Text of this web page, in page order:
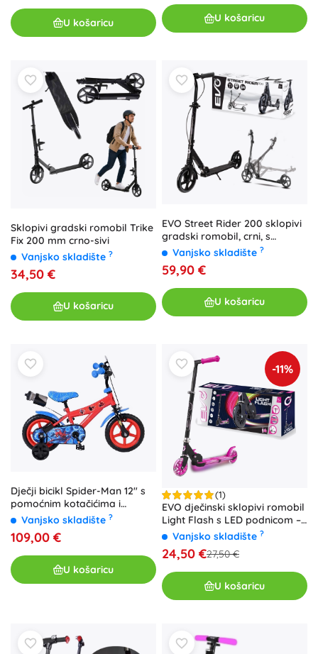
U košaricu U košaricu
Sklopivi gradski romobil Trike
Fix 200 mm crno-sivi
Vanjsko skladište ?
34,50 €
U košaricu
EVO Street Rider 200 sklopivi
gradski romobil, crni, s
nožnom i ručnom kočnicom
Vanjsko skladište ?
59,90 €
U košaricu
Dječji bicikl Spider-Man 12″ s
pomoćnim kotačićima i
bocom
Vanjsko skladište ?
109,00 €
U košaricu
-11%
(1)
EVO dječinski sklopivi romobil
Light Flash s LED podnicom –
ružičasti
Vanjsko skladište ?
24,50 €27,50 €
U košaricu